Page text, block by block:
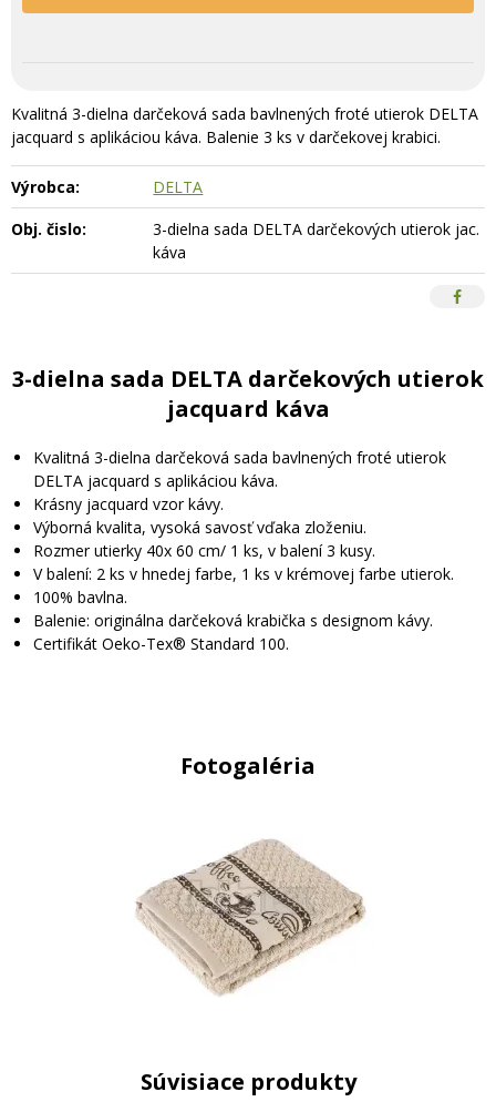
Kvalitná 3-dielna darčeková sada bavlnených froté utierok DELTA
jacquard s aplikáciou káva. Balenie 3 ks v darčekovej krabici.
Výrobca:
DELTA
Obj. čislo:
3-dielna sada DELTA darčekových utierok jac.
káva
3-dielna sada DELTA darčekových utierok
jacquard káva
Kvalitná 3-dielna darčeková sada bavlnených froté utierok
DELTA jacquard s aplikáciou káva.
Krásny jacquard vzor kávy.
Výborná kvalita, vysoká savosť vďaka zloženiu.
Rozmer utierky 40x 60 cm/ 1 ks, v balení 3 kusy.
V balení: 2 ks v hnedej farbe, 1 ks v krémovej farbe utierok.
100% bavlna.
Balenie: originálna darčeková krabička s designom kávy.
Certifikát Oeko-Tex® Standard 100.
Fotogaléria
Súvisiace produkty